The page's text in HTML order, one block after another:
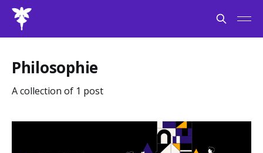
Philosophie
A collection of 1 post